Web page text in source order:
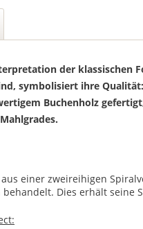
der klassischen
symbolisiert ihre
Buchenholz
einer zweireihigen
Dies erhält